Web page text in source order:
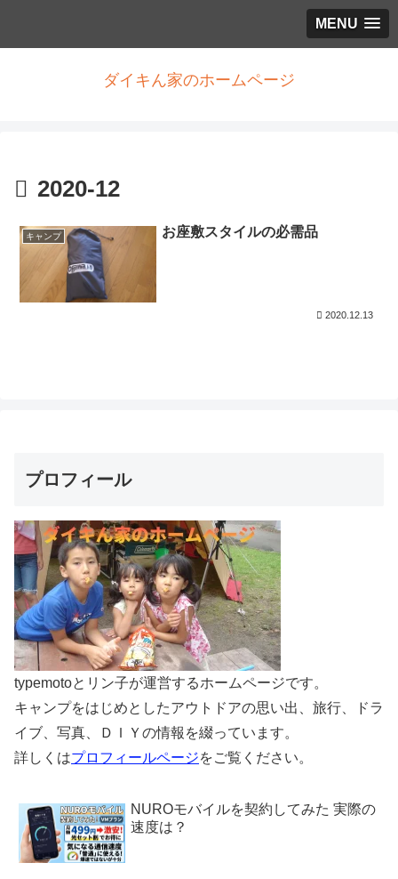
MENU
ダイキん家のホームページ
2020-12
キャンプ お座敷スタイルの必需品
2020.12.13
プロフィール
typemotoとリン子が運営するホームページです。
キャンプをはじめとしたアウトドアの思い出、旅行、ドラ
イブ、写真、ＤＩＹの情報を綴っています。
詳しくはプロフィールページをご覧ください。
NUROモバイルを契約してみた 実際の
速度は？